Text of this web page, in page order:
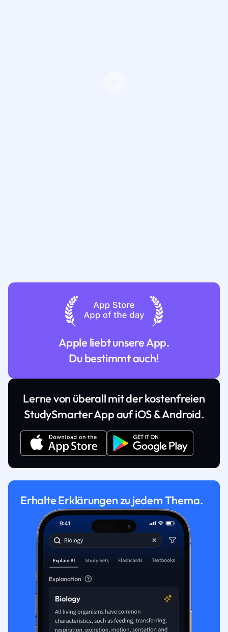
Apple liebt unsere App.
Du bestimmt auch!
Lerne von überall mit der kostenfreien
StudySmarter App auf iOS & Android.
Erhalte Erklärungen zu jedem Thema.